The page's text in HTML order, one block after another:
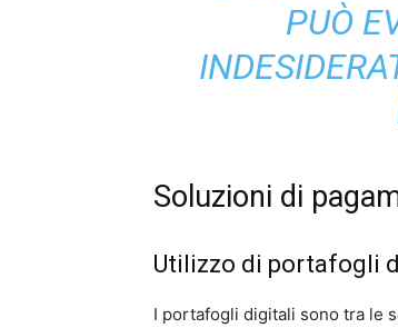
PUÒ
Soluzioni di
Utilizzo di portafogli
I portafogli digitali sono tra le